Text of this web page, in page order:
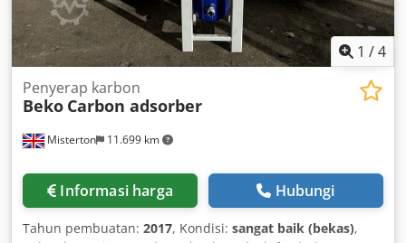
1 /4
Misterton 11.699 km
Penyerap karbon
Beko Carbon adsorber
Informasi harga Hubungi
Tahun pembuatan: 2017, Kondisi: sangat baik (bekas),